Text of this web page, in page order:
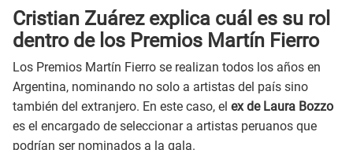
Cristian Zuárez explica cuál es su rol
dentro de los Premios Martín Fierro
Los Premios Martín Fierro se realizan todos los años en
Argentina, nominando no solo a artistas del país sino
también del extranjero. En este caso, el ex de Laura Bozzo
es el encargado de seleccionar a artistas peruanos que
podrían ser nominados a la gala.